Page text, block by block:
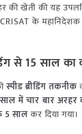
की खेती की यह
के
से 15 साल
स्पीड ब्रीडिंग तकनीक
साल में चार बार
5 सालकर दिया गया।